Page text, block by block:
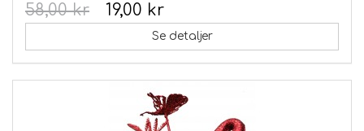
19,00 kr
58,00 kr
Se detaljer